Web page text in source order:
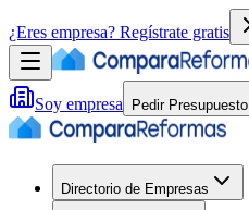
¿Eres empresa? Regístrate gratis
Soy empresa Pedir Presupuesto
Directorio de Empresas